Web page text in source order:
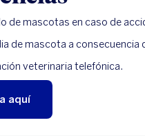
de mascotas en caso de
de mascota a consecuencia
veterinaria telefónica.
aquí